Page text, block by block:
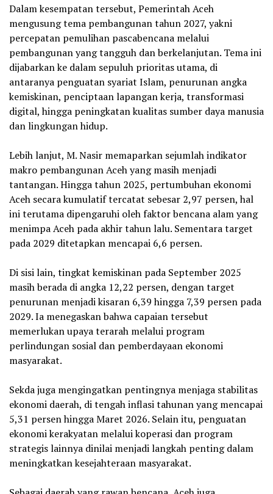
‎Dalam kesempatan tersebut, Pemerintah Aceh
mengusung tema pembangunan tahun 2027, yakni
percepatan pemulihan pascabencana melalui
pembangunan yang tangguh dan berkelanjutan. Tema ini
dijabarkan ke dalam sepuluh prioritas utama, di
antaranya penguatan syariat Islam, penurunan angka
kemiskinan, penciptaan lapangan kerja, transformasi
digital, hingga peningkatan kualitas sumber daya manusia
dan lingkungan hidup.
‎Lebih lanjut, M. Nasir memaparkan sejumlah indikator
makro pembangunan Aceh yang masih menjadi
tantangan. Hingga tahun 2025, pertumbuhan ekonomi
Aceh secara kumulatif tercatat sebesar 2,97 persen, hal
ini terutama dipengaruhi oleh faktor bencana alam yang
menimpa Aceh pada akhir tahun lalu. Sementara target
pada 2029 ditetapkan mencapai 6,6 persen.
‎Di sisi lain, tingkat kemiskinan pada September 2025
masih berada di angka 12,22 persen, dengan target
penurunan menjadi kisaran 6,39 hingga 7,39 persen pada
2029. Ia menegaskan bahwa capaian tersebut
memerlukan upaya terarah melalui program
perlindungan sosial dan pemberdayaan ekonomi
masyarakat.
‎Sekda juga mengingatkan pentingnya menjaga stabilitas
ekonomi daerah, di tengah inflasi tahunan yang mencapai
5,31 persen hingga Maret 2026. Selain itu, penguatan
ekonomi kerakyatan melalui koperasi dan program
strategis lainnya dinilai menjadi langkah penting dalam
meningkatkan kesejahteraan masyarakat.